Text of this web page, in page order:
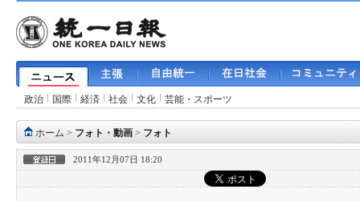
政治 国際 経済 社会 文化 芸能・スポーツ
ホーム > フォト・動画 > フォト
2011年12月07日 18:20